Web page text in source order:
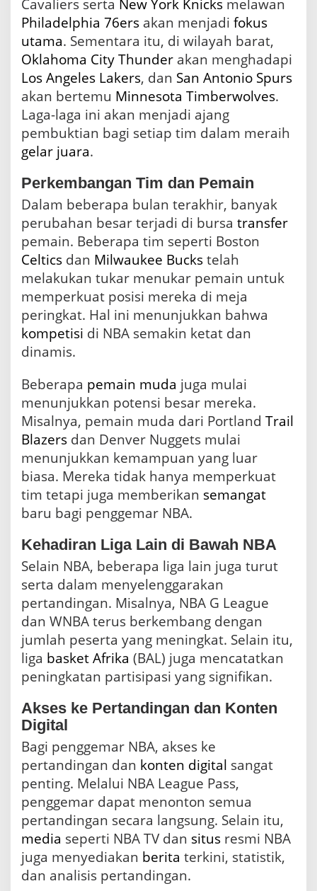
Cavaliers serta New York Knicks melawan
Philadelphia 76ers akan menjadi fokus
utama. Sementara itu, di wilayah barat,
Oklahoma City Thunder akan menghadapi
Los Angeles Lakers, dan San Antonio Spurs
akan bertemu Minnesota Timberwolves.
Laga-laga ini akan menjadi ajang
pembuktian bagi setiap tim dalam meraih
gelar juara.
Perkembangan Tim dan Pemain
Dalam beberapa bulan terakhir, banyak
perubahan besar terjadi di bursa transfer
pemain. Beberapa tim seperti Boston
Celtics dan Milwaukee Buckstelah
melakukan tukar menukar pemain untuk
memperkuat posisi mereka di meja
peringkat. Hal ini menunjukkan bahwa
kompetisi di NBA semakin ketat dan
dinamis.
Beberapa pemain muda juga mulai
menunjukkan potensi besar mereka.
Misalnya, pemain muda dari Portland Trail
Blazers dan Denver Nuggets mulai
menunjukkan kemampuan yang luar
biasa. Mereka tidak hanya memperkuat
tim tetapi juga memberikan semangat
baru bagi penggemar NBA.
Kehadiran Liga Lain di Bawah NBA
Selain NBA, beberapa liga lain juga turut
serta dalam menyelenggarakan
pertandingan. Misalnya, NBA G League
dan WNBA terus berkembang dengan
jumlah peserta yang meningkat. Selain itu,
liga basketAfrika (BAL) juga mencatatkan
peningkatan partisipasi yang signifikan.
Akses ke Pertandingan dan Konten
Digital
Bagi penggemar NBA, akses ke
pertandingan dan konten digital sangat
penting. Melalui NBA League Pass,
penggemar dapat menonton semua
pertandingan secara langsung. Selain itu,
media seperti NBA TV dan situs resmi NBA
juga menyediakan berita terkini, statistik,
dan analisis pertandingan.